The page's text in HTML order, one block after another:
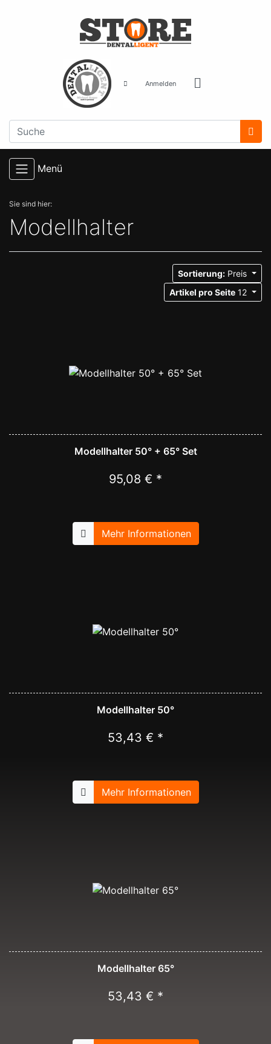
Anmelden
Menü
Sie sind hier:
Modellhalter
Sortierung: Preis
Artikel pro Seite 12
Modellhalter 50° + 65° Set
95,08 € *
Mehr Informationen
Modellhalter 50°
53,43 € *
Mehr Informationen
Modellhalter 65°
53,43 € *